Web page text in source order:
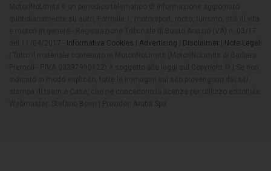
Informativa Cookies Advertising Disclaimer
Note Legali